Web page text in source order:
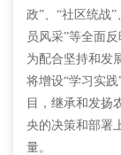
政”、“社区统战
员风采”等全面
为配合坚持和发
将增设“学习实践
目，继承和发扬
央的决策和部署
量。